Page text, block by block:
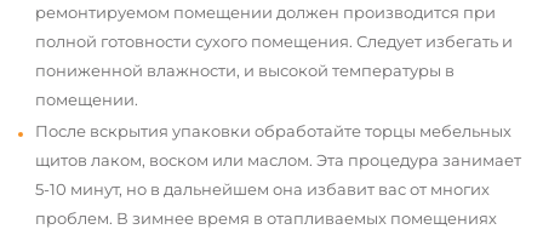
ремонтируемом помещении должен производится при
полной готовности сухого помещения. Следует избегать и
пониженной влажности, и высокой температуры в
помещении.
После вскрытия упаковки обработайте торцы мебельных
щитов лаком, воском или маслом. Эта процедура занимает
5-10 минут, но в дальнейшем она избавит вас от многих
проблем. В зимнее время в отапливаемых помещениях